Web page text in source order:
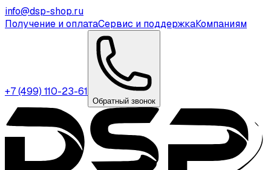
info@dsp-shop.ru
Получение и оплатаСервис и поддержкаКомпаниям
+7 (499) 110-23-61
Обратный звонок